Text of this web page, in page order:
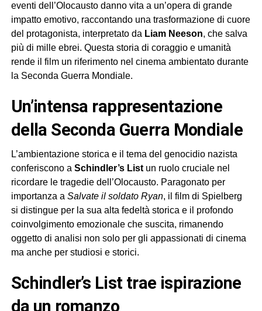
eventi dell’Olocausto danno vita a un’opera di grande
impatto emotivo, raccontando una trasformazione di cuore
del protagonista, interpretato da Liam Neeson, che salva
più di mille ebrei. Questa storia di coraggio e umanità
rende il film un riferimento nel cinema ambientato durante
la Seconda Guerra Mondiale.
Un’intensa rappresentazione
della Seconda Guerra Mondiale
L’ambientazione storica e il tema del genocidio nazista
conferiscono a Schindler’s Listun ruolo cruciale nel
ricordare le tragedie dell’Olocausto. Paragonato per
importanza a Salvate il soldato Ryan, il film di Spielberg
si distingue per la sua alta fedeltà storica e il profondo
coinvolgimento emozionale che suscita, rimanendo
oggetto di analisi non solo per gli appassionati di cinema
ma anche per studiosi e storici.
Schindler’s List trae ispirazione
da un romanzo